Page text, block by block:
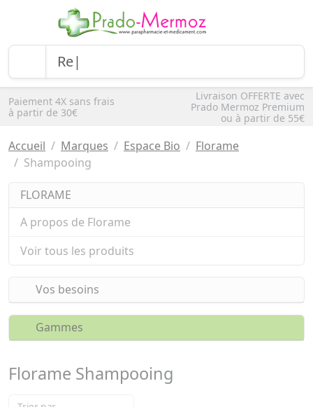
Paiement 4X sans frais
à partir de 30€
Livraison OFFERTE avec
Prado Mermoz Premium
ou à partir de 55€
Accueil Marques Espace Bio
Florame
Shampooing
FLORAME
A propos de Florame
Voir tous les produits
Vos besoins
Gammes
Florame Shampooing